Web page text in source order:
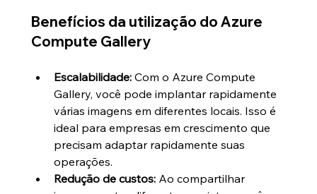
Benefícios da utilização do Azure
Compute Gallery
Escalabilidade: Com o Azure Compute
Gallery, você pode implantar rapidamente
várias imagens em diferentes locais. Isso é
ideal para empresas em crescimento que
precisam adaptar rapidamente suas
operações.
Redução de custos: Ao compartilhar